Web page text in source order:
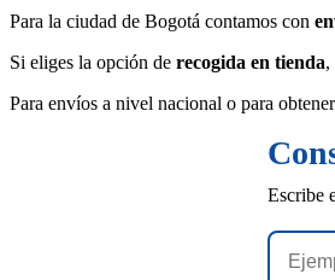
Para la ciudad de Bogotá contamos con
Si eliges la opción de recogida en tienda,
Para envíos a nivel nacional o para
Escribe